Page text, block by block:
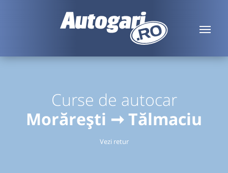
Curse de autocar
Morărești ➞ Tălmaciu
Vezi retur